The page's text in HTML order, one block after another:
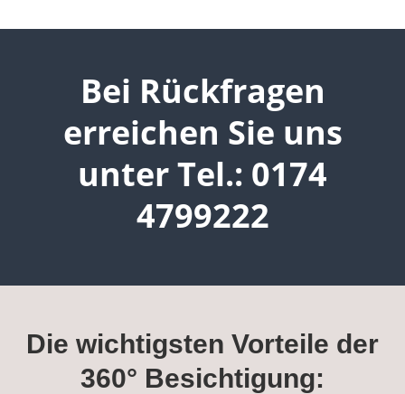
Bei Rückfragen
erreichen Sie uns
unter Tel.: 0174
4799222
Die wichtigsten Vorteile der
360° Besichtigung: